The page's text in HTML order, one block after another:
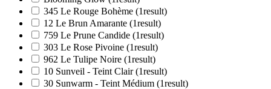
345 Le Rouge Bohème (1result)
12 Le Brun Amarante (1result)
759 Le Prune Candide (1result)
303 Le Rose Pivoine (1result)
962 Le Tulipe Noire (1result)
10 Sunveil - Teint Clair(1result)
30 Sunwarm - Teint Médium (1result)